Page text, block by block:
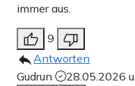
immer aus.
9
Antworten
Gudrun
28.05.2026